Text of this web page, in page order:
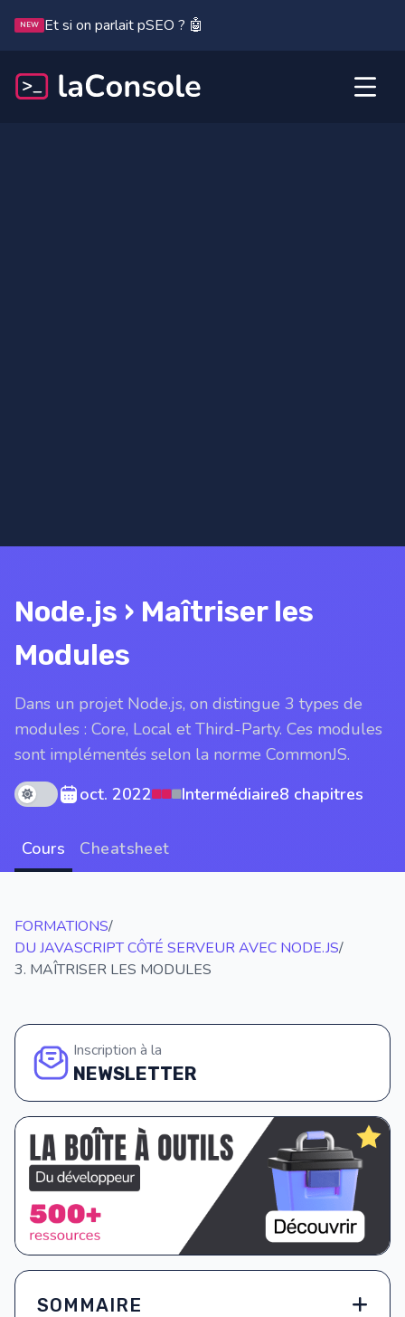
NEW Et si on parlait pSEO ? 🤖
Node.js › Maîtriser les
Modules
Dans un projet Node.js, on distingue 3 types de
modules : Core, Local et Third-Party. Ces modules
sont implémentés selon la norme CommonJS.
Theme modeoct. 2022 Intermédiaire8 chapitres
Cours Cheatsheet
FORMATIONS/
DU JAVASCRIPT CÔTÉ SERVEUR AVEC NODE.JS/
3. MAÎTRISER LES MODULES
Inscription à la
NEWSLETTER
SOMMAIRE